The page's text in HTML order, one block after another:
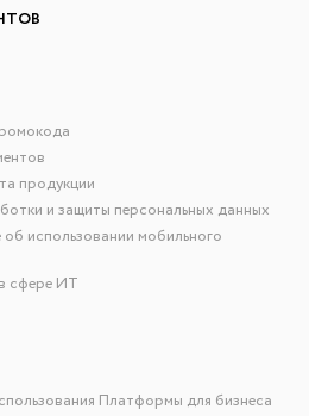
продукции
и защиты персональных данных
использовании мобильного
сфере ИТ
Платформы для бизнеса